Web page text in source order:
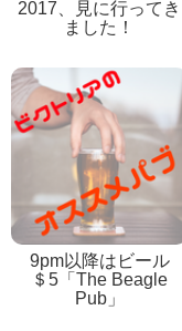
2017、見に行ってき
ました！
9pm以降はビール
＄5「The Beagle
Pub」